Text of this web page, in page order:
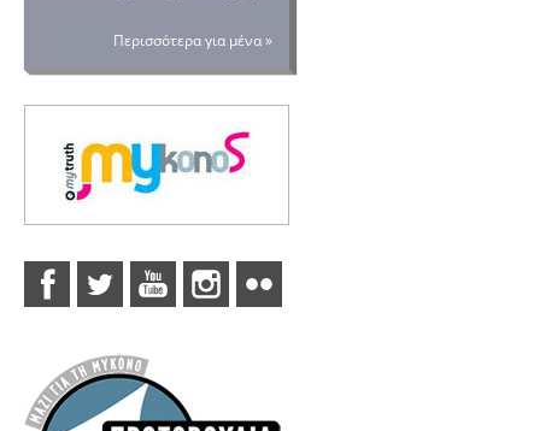
Περισσότερα για μένα »